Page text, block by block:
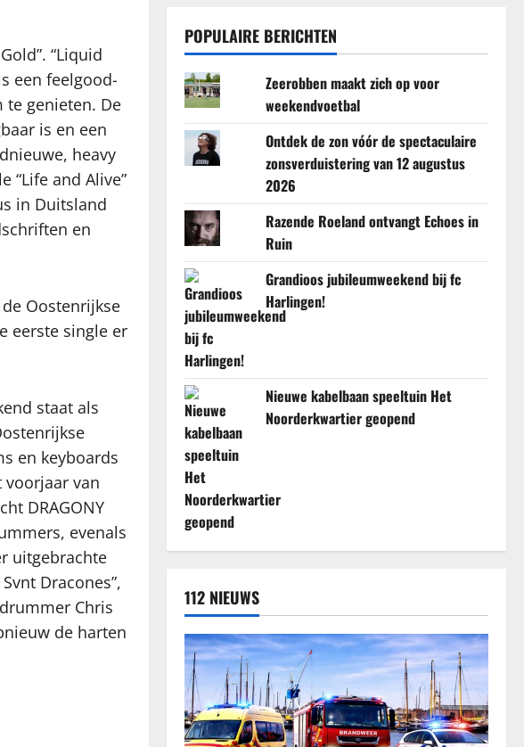
“Liquid
een feelgood-
genieten. De
is en een
heavy
“Life and Alive”
in Duitsland
en
Oostenrijkse
eerste single er
staat als
en keyboards
voorjaar van
DRAGONY
evenals
uitgebrachte
Dracones”,
Chris
de harten
POPULAIRE BERICHTEN
Zeerobben maakt zich op voor
weekendvoetbal
Ontdek de zon vóór de spectaculaire
zonsverduistering van 12 augustus
2026
Razende Roeland ontvangt Echoes in
Ruin
Grandioos jubileumweekend bij fc
Harlingen!
Nieuwe kabelbaan speeltuin Het
Noorderkwartier geopend
112 NIEUWS